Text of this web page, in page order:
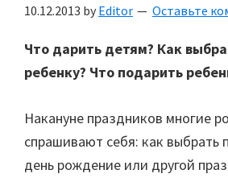
10.12.2013 by Editor Оставьте
Что дарить детям? Как
ребенку? Что подарить
Накануне праздников многие
спрашивают себя: как выбрать
день рождение или другой